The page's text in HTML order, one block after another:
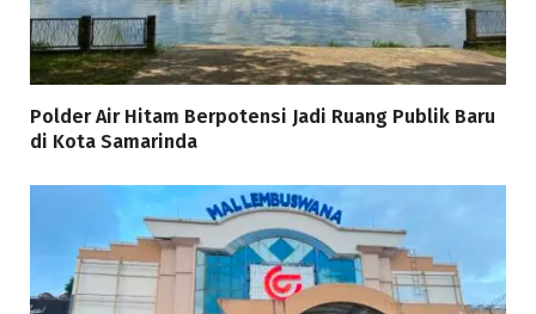
Polder Air Hitam Berpotensi Jadi Ruang Publik Baru
di Kota Samarinda